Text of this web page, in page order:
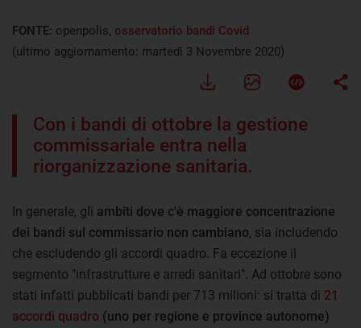
FONTE: openpolis, osservatorio bandi Covid
(ultimo aggiornamento: martedì 3 Novembre 2020)
Con i bandi di ottobre la gestione
commissariale entra nella
riorganizzazione sanitaria.
In generale, gli ambiti dove c'è maggiore concentrazione
dei bandi sul commissario non cambiano, sia includendo
che escludendo gli accordi quadro. Fa eccezione il
segmento "infrastrutture e arredi sanitari". Ad ottobre sono
stati infatti pubblicati bandi per 713 milioni: si tratta di 21
accordi quadro (uno per regione e province autonome)